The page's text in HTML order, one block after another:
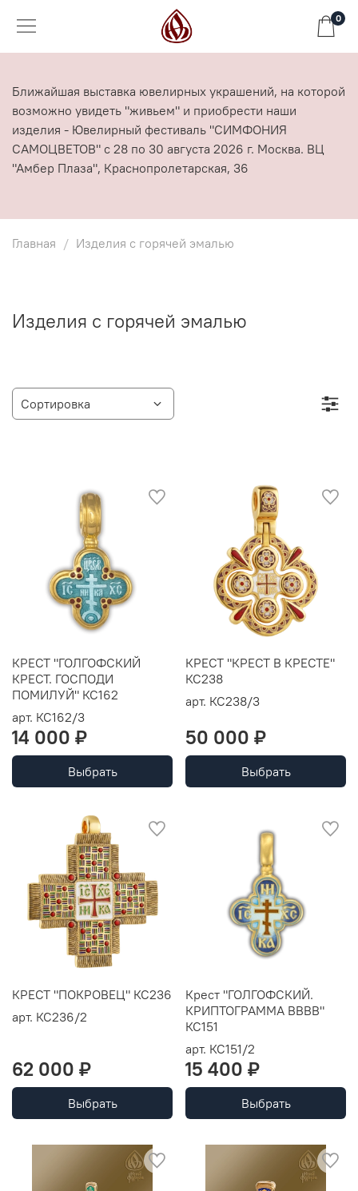
0
Ближайшая выставка ювелирных украшений, на которой
возможно увидеть "живьем" и приобрести наши
изделия - Ювелирный фестиваль "СИМФОНИЯ
САМОЦВЕТОВ" с 28 по 30 августа 2026 г. Москва. ВЦ
"Амбер Плаза", Краснопролетарская, 36
Главная Изделия с горячей эмалью
Изделия с горячей эмалью
КРЕСТ "ГОЛГОФСКИЙ
КРЕСТ. ГОСПОДИ
ПОМИЛУЙ" КС162
арт. КС162/3
14 000 ₽
Выбрать
КРЕСТ "КРЕСТ В КРЕСТЕ"
КС238
арт. КС238/3
50 000 ₽
Выбрать
КРЕСТ "ПОКРОВЕЦ" КС236
арт. КС236/2
62 000 ₽
Выбрать
Крест "ГОЛГОФСКИЙ.
КРИПТОГРАММА ВВВВ"
КС151
арт. КС151/2
15 400 ₽
Выбрать